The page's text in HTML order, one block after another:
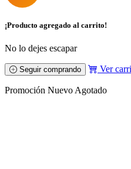
¡Producto agregado al carrito!
No lo dejes escapar
Seguir comprando Ver
Promoción Nuevo Agotado